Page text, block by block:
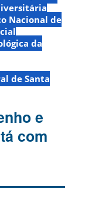
Nacional de
da
de Santa
e
com